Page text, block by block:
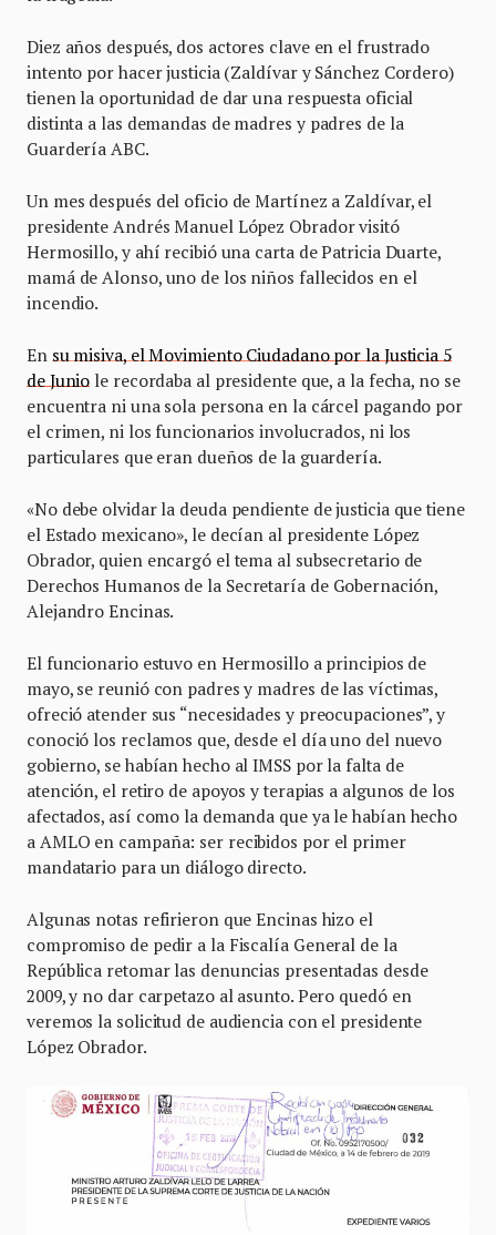
Diez años después, dos actores clave en el frustrado
intento por hacer justicia (Zaldívar y Sánchez Cordero)
tienen la oportunidad de dar una respuesta oficial
distinta a las demandas de madres y padres de la
Guardería ABC.
Un mes después del oficio de Martínez a Zaldívar, el
presidente Andrés Manuel López Obrador visitó
Hermosillo, y ahí recibió una carta de Patricia Duarte,
mamá de Alonso, uno de los niños fallecidos en el
incendio.
En su misiva, el Movimiento Ciudadano por la Justicia 5
de Junio le recordaba al presidente que, a la fecha, no se
encuentra ni una sola persona en la cárcel pagando por
el crimen, ni los funcionarios involucrados, ni los
particulares que eran dueños de la guardería.
«No debe olvidar la deuda pendiente de justicia que tiene
el Estado mexicano», le decían al presidente López
Obrador, quien encargó el tema al subsecretario de
Derechos Humanos de la Secretaría de Gobernación,
Alejandro Encinas.
El funcionario estuvo en Hermosillo a principios de
mayo, se reunió con padres y madres de las víctimas,
ofreció atender sus “necesidades y preocupaciones”, y
conoció los reclamos que, desde el día uno del nuevo
gobierno, se habían hecho al IMSS por la falta de
atención, el retiro de apoyos y terapias a algunos de los
afectados, así como la demanda que ya le habían hecho
a AMLO en campaña: ser recibidos por el primer
mandatario para un diálogo directo.
Algunas notas refirieron que Encinas hizo el
compromiso de pedir a la Fiscalía General de la
República retomar las denuncias presentadas desde
2009, y no dar carpetazo al asunto. Pero quedó en
veremos la solicitud de audiencia con el presidente
López Obrador.